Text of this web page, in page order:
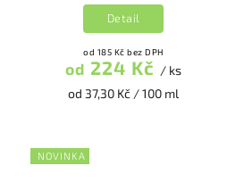
od 185 Kč bez DPH
od 224 Kč / ks
od 37,30 Kč / 100 ml
Detail
NOVINKA